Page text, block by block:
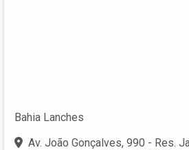
Bahia Lanches
Av. João Gonçalves, 990 - Res.